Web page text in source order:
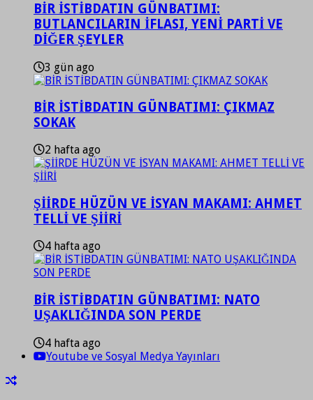
BİR İSTİBDATIN GÜNBATIMI:
BUTLANCILARIN İFLASI, YENİ PARTİ VE
DİĞER ŞEYLER
3 gün ago
BİR İSTİBDATIN GÜNBATIMI: ÇIKMAZ
SOKAK
2 hafta ago
ŞİİRDE HÜZÜN VE İSYAN MAKAMI: AHMET
TELLİ VE ŞİİRİ
4 hafta ago
BİR İSTİBDATIN GÜNBATIMI: NATO
UŞAKLIĞINDA SON PERDE
4 hafta ago
Youtube ve Sosyal Medya Yayınları